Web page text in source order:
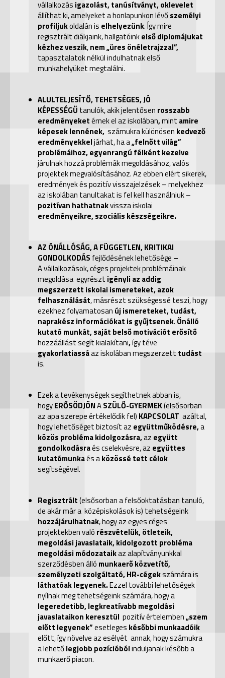
vállalkozás igazolást, tanúsítványt, oklevelet
állíthat ki, amelyeket a honlapunkon lévőszemélyi
profiljukoldalán is elhelyezünk. Így mire
regisztrált diákjaink, hallgatóinkelső diplomájukat
kézhez veszik,nem „üres önéletrajzzal”,
tapasztalatok nélkül indulhatnak első
munkahelyüket megtalálni.
ALULTELJESÍTŐ, TEHETSÉGES, JÓ
KÉPESSÉGŰ tanulók, akik jelentősen rosszabb
eredményeketérnek el az iskolában,mint amire
képesek lennének, számukra különösen kedvező
eredményekkeljárhat, ha a„felnőtt világ”
problémáihoz, egyenrangú félként kezelve
járulnak hozzáproblémák megoldásához, valós
projektek megvalósításához. Az ebben elért sikerek,
eredmények és pozitív visszajelzések – melyekhez
az iskolában tanultakat is fel kell használniuk –
pozitívan hathatnakvisszaiskolai
eredményeikre, szociális készségeikre.
AZ ÖNÁLLÓSÁG, A FÜGGETLEN, KRITIKAI
GONDOLKODÁS fejlődésének lehetősége –
A vállalkozások, céges projektek problémáinak
megoldása egyrészt igényli az addig
megszerzett iskolai ismereteket, azok
felhasználását, másrészt szükségessé teszi, hogy
ezekhez folyamatosan új ismereteket, tudást,
naprakész információkat is gyűjtsenek. Önálló
kutató munkát, saját belső motivációt erősítő
hozzáállást segít kialakítani,így téve
gyakorlatiassáaz iskolában megszerzett tudást
is.
Ezek a tevékenységek segíthetnek abban is,
hogyERŐSÖDJÖNASZÜLŐ-GYERMEK(elsősorban
az apa szerepe értékelődik fel) KAPCSOLAT azáltal,
hogy lehetőséget biztosít az együttműködésre,a
közös probléma kidolgozásra,az együtt
gondolkodásraéscselekvésre, az együttes
kutatómunkaés aközössé tett célok
segítségével.
Regisztrált(elsősorban a felsőoktatásban tanuló,
de akár már a középiskolások is) tehetségeink
hozzájárulhatnak, hogy az egyes céges
projektekben való részvételük, ötleteik,
megoldási javaslataik, kidolgozott probléma
megoldási módozataikaz alapítványunkkal
szerződésben álló munkaerő közvetítő,
személyzeti szolgáltató, HR-cégekszámára is
láthatóak legyenek.Ezzel további lehetőségek
nyílnak meg tehetségeink számára, hogy a
legeredetibb, legkreatívabb megoldási
javaslataikon keresztül pozitív értelemben„szem
előtt legyenek”esetleges későbbi munkaadóik
előtt, így növelve az esélyét annak, hogy számukra
a lehetőlegjobb pozícióbólinduljanak később a
munkaerő piacon.